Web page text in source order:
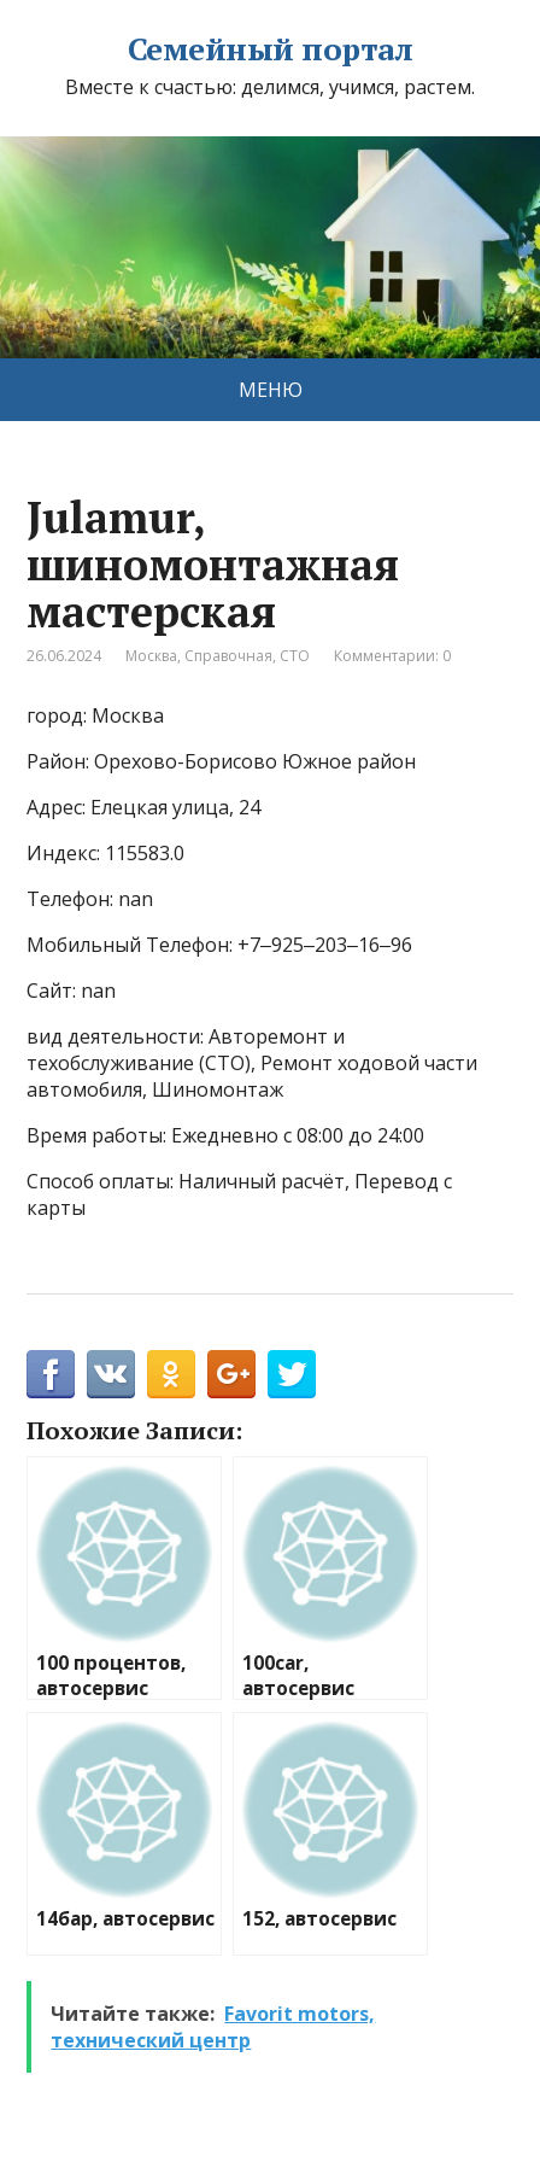
Семейный портал
Вместе к счастью: делимся, учимся, растем.
МЕНЮ
Julamur,
шиномонтажная
мастерская
26.06.2024 Москва, Справочная, СТО Комментарии: 0
город: Москва
Район: Орехово-Борисово Южное район
Адрес: Елецкая улица, 24
Индекс: 115583.0
Телефон: nan
Мобильный Телефон: +7‒925‒203‒16‒96
Сайт: nan
вид деятельности: Авторемонт и
техобслуживание (СТО), Ремонт ходовой части
автомобиля, Шиномонтаж
Время работы: Ежедневно с 08:00 до 24:00
Способ оплаты: Наличный расчёт, Перевод с
карты
Похожие Записи:
100 процентов,
автосервис
100car,
автосервис
14бар, автосервис 152, автосервис
Читайте также: Favorit motors,
технический центр